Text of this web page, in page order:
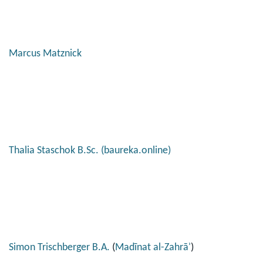
Marcus Matznick
Thalia Staschok B.Sc. (baureka.online)
Simon Trischberger B.A. (Madīnat al-Zahrāʾ)